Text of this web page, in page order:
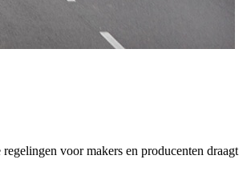
voor makers en producenten draagt